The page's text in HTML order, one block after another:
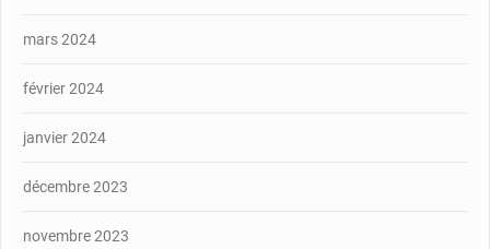
mars 2024
février 2024
janvier 2024
décembre 2023
novembre 2023